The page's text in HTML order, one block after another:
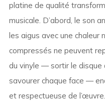
platine de qualité
musicale. D’abord, le son
les aigus avec une chaleur
compressés ne peuvent
du vinyle — sortir le disque
savourer chaque face —
et respectueuse de l’œuvre.